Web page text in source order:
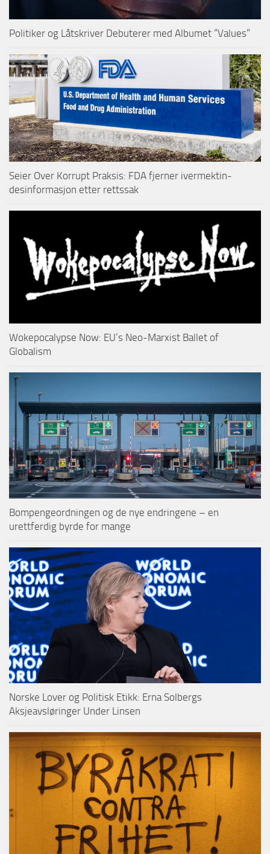
Politiker og Låtskriver Debuterer med Albumet “Values”
Seier Over Korrupt Praksis: FDA fjerner ivermektin-
desinformasjon etter rettssak
Wokepocalypse Now: EU’s Neo-Marxist Ballet of
Globalism
Bompengeordningen og de nye endringene – en
urettferdig byrde for mange
Norske Lover og Politisk Etikk: Erna Solbergs
Aksjeavsløringer Under Linsen